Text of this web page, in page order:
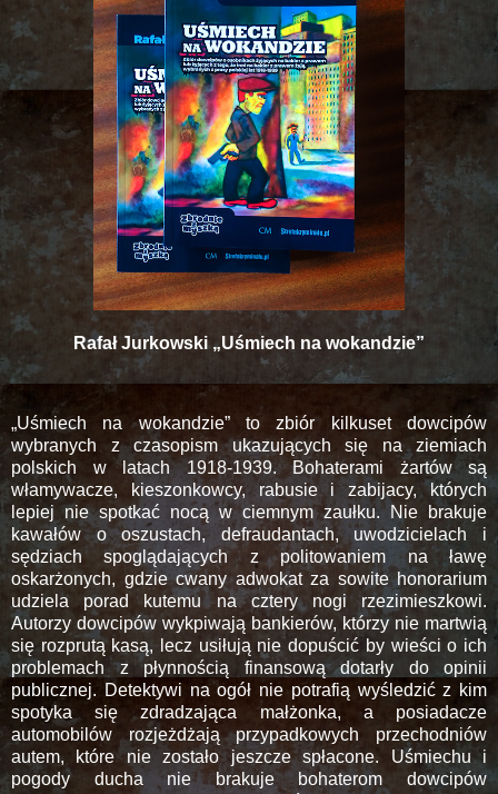
Rafał Jurkowski „Uśmiech na wokandzie”
„Uśmiech na wokandzie” to zbiór kilkuset dowcipów
wybranych z czasopism ukazujących się na ziemiach
polskich w latach 1918-1939. Bohaterami żartów są
włamywacze, kieszonkowcy, rabusie i zabijacy, których
lepiej nie spotkać nocą w ciemnym zaułku. Nie brakuje
kawałów o oszustach, defraudantach, uwodzicielach i
sędziach spoglądających z politowaniem na ławę
oskarżonych, gdzie cwany adwokat za sowite honorarium
udziela porad kutemu na cztery nogi rzezimieszkowi.
Autorzy dowcipów wykpiwają bankierów, którzy nie martwią
się rozprutą kasą, lecz usiłują nie dopuścić by wieści o ich
problemach z płynnością finansową dotarły do opinii
publicznej. Detektywi na ogół nie potrafią wyśledzić z kim
spotyka się zdradzająca małżonka, a posiadacze
automobilów rozjeżdżają przypadkowych przechodniów
autem, które nie zostało jeszcze spłacone. Uśmiechu i
pogody ducha nie brakuje bohaterom dowcipów